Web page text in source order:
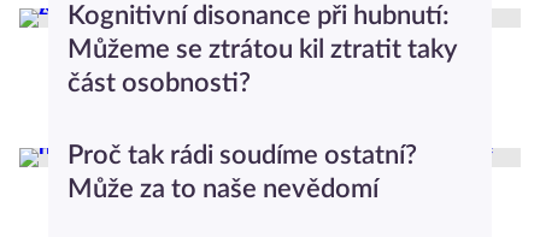
Kognitivní disonance při hubnutí:
Můžeme se ztrátou kil ztratit taky
část osobnosti?
Proč tak rádi soudíme ostatní?
Může za to naše nevědomí